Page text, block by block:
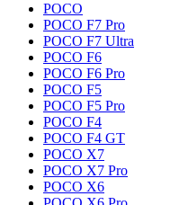
POCO
POCO F7 Pro
POCO F7 Ultra
POCO F6
POCO F6 Pro
POCO F5
POCO F5 Pro
POCO F4
POCO F4 GT
POCO X7
POCO X7 Pro
POCO X6